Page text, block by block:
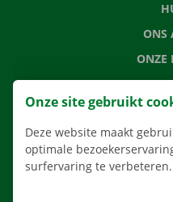
ONS
ONZE
Onze site gebruikt
Deze website maakt
optimale
surfervaring te verbeteren.